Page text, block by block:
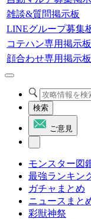
雑談&質問掲示板
LINEグループ募集
コテハン専用掲示板
顔合わせ専用掲示板
検索
ご意見
モンスター図
最強ランキン
ガチャまとめ
ニュースまと
彩獣神祭